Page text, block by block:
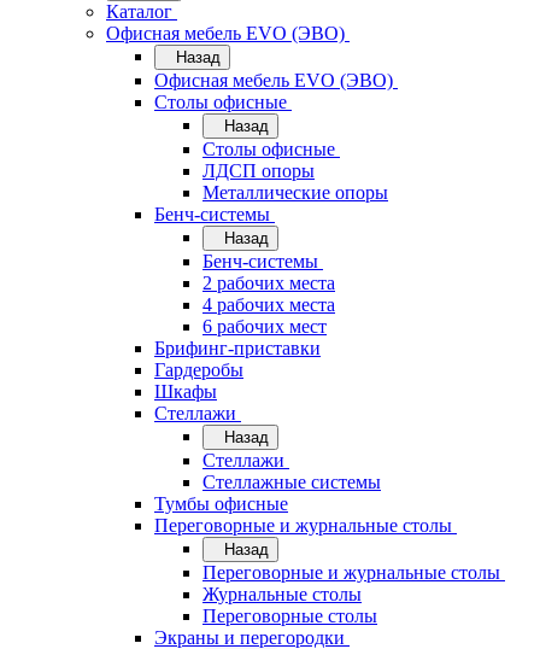
Каталог
Офисная мебель EVO (ЭВО)
Назад
Офисная мебель EVO (ЭВО)
Cтолы офисные
Назад
Cтолы офисные
ЛДСП опоры
Металлические опоры
Бенч-системы
Назад
Бенч-системы
2 рабочих места
4 рабочих места
6 рабочих мест
Брифинг-приставки
Гардеробы
Шкафы
Стеллажи
Назад
Стеллажи
Стеллажные системы
Тумбы офисные
Переговорные и журнальные столы
Назад
Переговорные и журнальные столы
Журнальные столы
Переговорные столы
Экраны и перегородки